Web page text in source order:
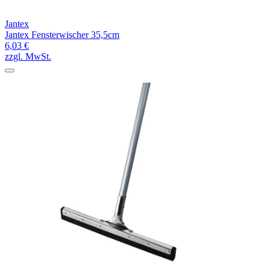
Jantex
Jantex Fensterwischer 35,5cm
6,03 €
zzgl. MwSt.